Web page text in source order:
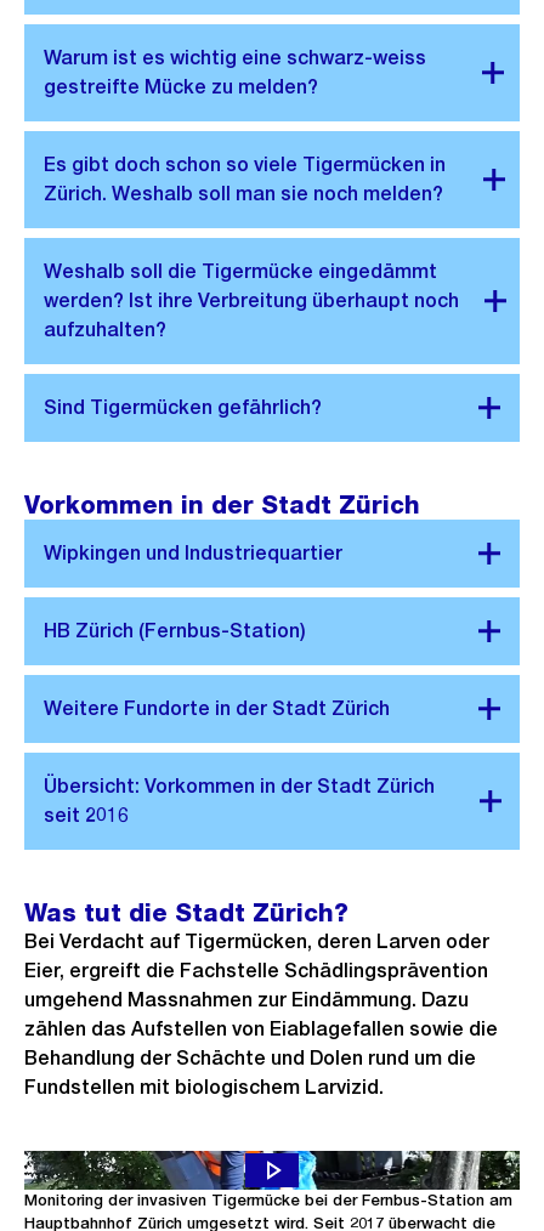
Vorkommen in der Stadt Zürich
Was tut die Stadt Zürich?
Bei Verdacht auf Tigermücken, deren Larven oder
Eier, ergreift die Fachstelle Schädlingsprävention
umgehend Massnahmen zur Eindämmung. Dazu
zählen das Aufstellen von Eiablagefallen sowie die
Behandlung der Schächte und Dolen rund um die
Fundstellen mit biologischem Larvizid.
Im Video zeigt die Leiterin Schädlingsprävention, wie das
Monitoring der invasiven Tigermücke bei der Fernbus-Station am
Hauptbahnhof Zürich umgesetzt wird. Seit 2017 überwacht die